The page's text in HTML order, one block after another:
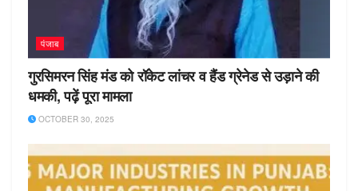
पंजाब
गुरसिमरन सिंह मंड को रॉकेट लांचर व हैंड ग्रेनेड से उड़ाने की
धमकी, पढ़ें पूरा मामला
OCTOBER 30, 2025